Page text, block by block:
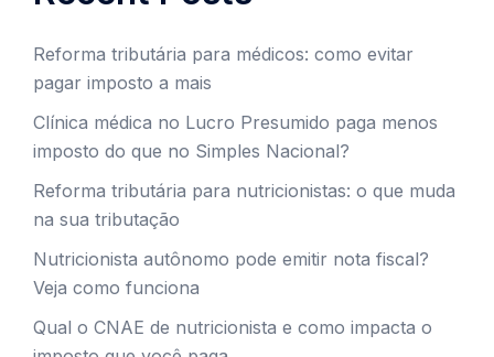
Reforma tributária para médicos: como evitar
pagar imposto a mais
Clínica médica no Lucro Presumido paga menos
imposto do que no Simples Nacional?
Reforma tributária para nutricionistas: o que muda
na sua tributação
Nutricionista autônomo pode emitir nota fiscal?
Veja como funciona
Qual o CNAE de nutricionista e como impacta o